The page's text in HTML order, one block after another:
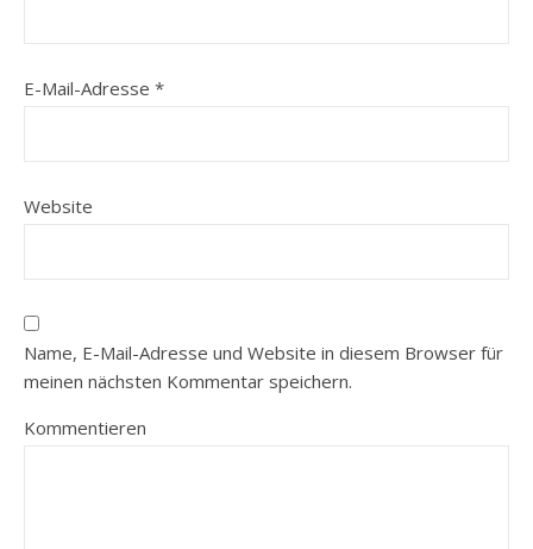
E-Mail-Adresse *
Website
Name, E-Mail-Adresse und Website in diesem Browser für
meinen nächsten Kommentar speichern.
Kommentieren